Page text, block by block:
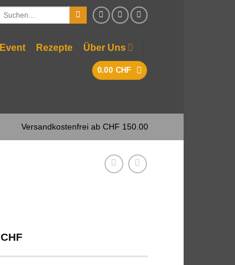
Event Rezepte Über Uns
0.00 CHF
Versandkostenfrei ab CHF 150.00
CHFPreisspanne:
4.00 CHF